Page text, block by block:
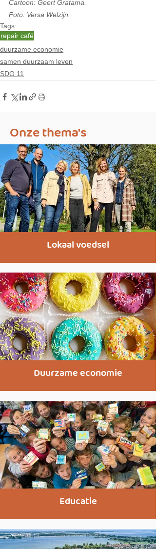
Cartoon: Geert Gratama.
Foto: Versa Welzijn.
Tags:
repair café
duurzame economie
samen duurzaam leven
SDG 11
Onze thema's
Lokaal voedsel
Duurzame economie
Educatie